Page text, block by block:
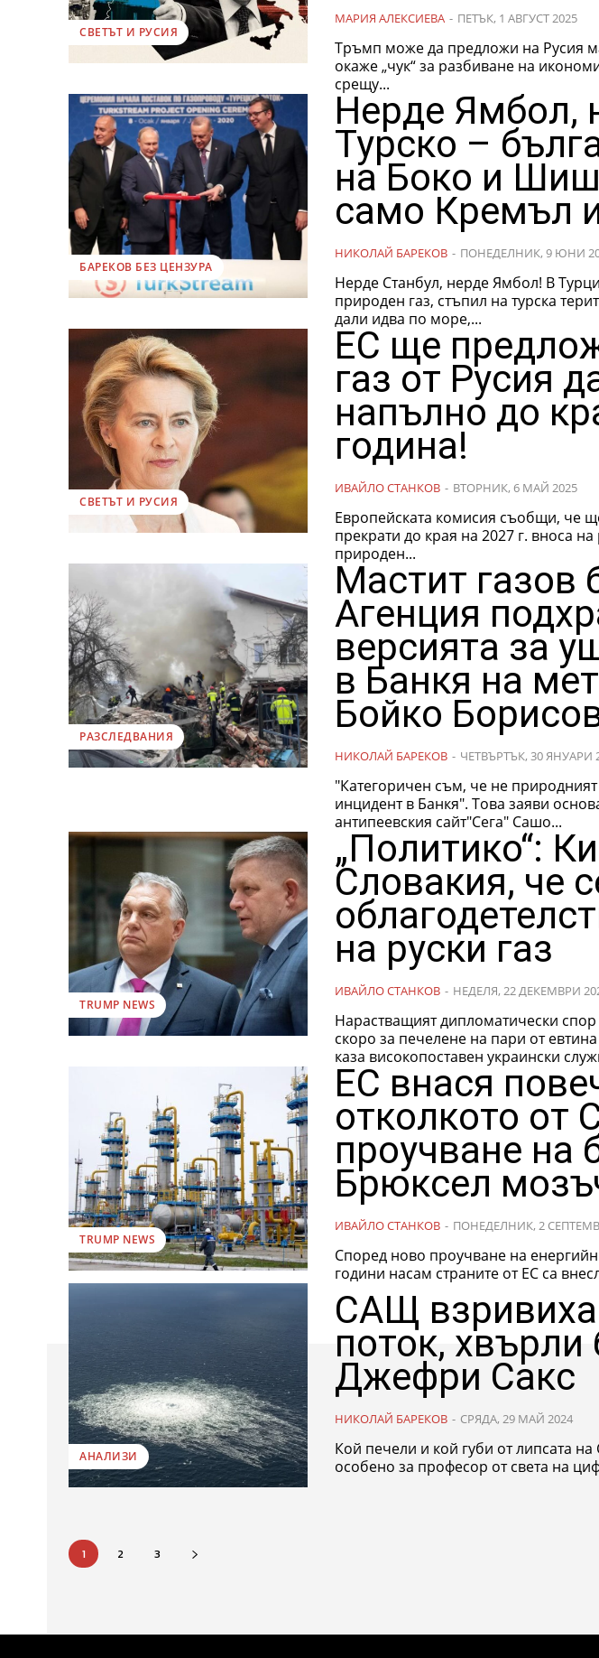
СВЕТЪТ И РУСИЯ
МАРИЯ АЛЕКСИЕВА - ПЕТЪК, 1 АВГУСТ 2025
Тръмп може да предложи на Русия
окаже „чук“ за разбиване на
срещу...
БАРЕКОВ БЕЗ ЦЕНЗУРА
Нерде Ямбол,
Турско –
на Боко и
само Кремъл
НИКОЛАЙ БАРЕКОВ - ПОНЕДЕЛНИК, 9 ЮНИ
Нерде Станбул, нерде Ямбол! В
природен газ, стъпил на турска
дали идва по море,...
СВЕТЪТ И РУСИЯ
ЕС ще
газ от Русия
напълно до
година!
ИВАЙЛО СТАНКОВ - ВТОРНИК, 6 МАЙ 2025
Европейската комисия съобщи, че
прекрати до края на 2027 г. вноса
природен...
РАЗСЛЕДВАНИЯ
Мастит газов
Агенция
версията за
в Банкя на
Бойко
НИКОЛАЙ БАРЕКОВ - ЧЕТВЪРТЪК, 30 ЯНУАРИ
"Категоричен съм, че не
инцидент в Банкя". Това заяви
антипеевския сайт"Сега" Сашо...
TRUMP NEWS
„Политико“:
Словакия, че
на руски газ
ИВАЙЛО СТАНКОВ - НЕДЕЛЯ, 22 ДЕКЕМВРИ
Нарастващият дипломатически
скоро за печелене на пари от
каза високопоставен украински
TRUMP NEWS
ЕС внася
отколкото от
проучване на
Брюксел
ИВАЙЛО СТАНКОВ - ПОНЕДЕЛНИК, 2
Според ново проучване на
години насам страните от ЕС са
АНАЛИЗИ
САЩ
поток, хвърли
Джефри Сакс
НИКОЛАЙ БАРЕКОВ - СРЯДА, 29 МАЙ 2024
Кой печели и кой губи от липсата
особено за професор от света на
1 2 3